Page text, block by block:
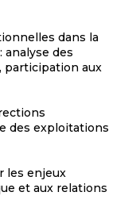
dans la
analyse des
participation aux
des exploitations
les enjeux
et aux relations